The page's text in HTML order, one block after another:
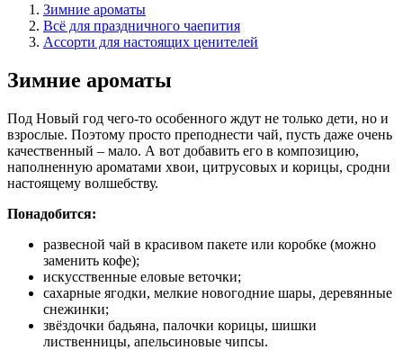
Зимние ароматы
Всё для праздничного чаепития
Ассорти для настоящих ценителей
Зимние ароматы
Под Новый год чего-то особенного ждут не только дети, но и
взрослые. Поэтому просто преподнести чай, пусть даже очень
качественный – мало. А вот добавить его в композицию,
наполненную ароматами хвои, цитрусовых и корицы, сродни
настоящему волшебству.
Понадобится:
развесной чай в красивом пакете или коробке (можно
заменить кофе);
искусственные еловые веточки;
сахарные ягодки, мелкие новогодние шары, деревянные
снежинки;
звёздочки бадьяна, палочки корицы, шишки
лиственницы, апельсиновые чипсы.